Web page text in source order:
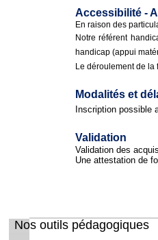
Accessibilité -
En raison des
Notre référent
handicap (appui
Le déroulement de la
Modalités et
Inscription possible
Validation
Validation des
Une attestation de
Nos outils pédagogiques